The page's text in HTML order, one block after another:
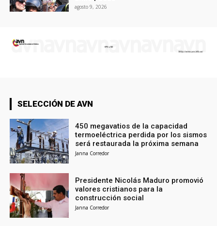
agosto 9, 2026
SELECCIÓN DE AVN
450 megavatios de la capacidad
termoeléctrica perdida por los sismos
será restaurada la próxima semana
Janna Corredor
Presidente Nicolás Maduro promovió
valores cristianos para la
construcción social
Janna Corredor